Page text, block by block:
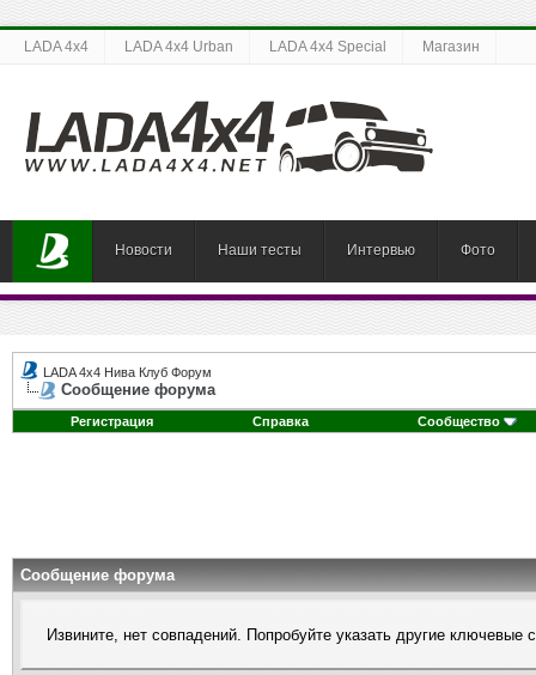
LADA 4x4 LADA 4x4 Urban LADA 4x4 Special Магазин
Новости Наши тесты Интервью Фото
LADA 4x4 Нива Клуб Форум
Сообщение форума
Регистрация Справка Сообщество
Сообщение форума
Извините, нет совпадений. Попробуйте указать другие ключевые